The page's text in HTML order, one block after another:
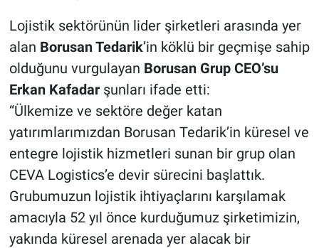
Lojistik sektörünün lider şirketleri arasında yer
alan Borusan Tedarik’in köklü bir geçmişe sahip
olduğunu vurgulayan Borusan Grup CEO’su
Erkan Kafadarşunları ifade etti:
“Ülkemize ve sektöre değer katan
yatırımlarımızdan Borusan Tedarik’in küresel ve
entegre lojistik hizmetleri sunan bir grup olan
CEVA Logistics’e devir sürecini başlattık.
Grubumuzun lojistik ihtiyaçlarını karşılamak
amacıyla 52 yıl önce kurduğumuz şirketimizin,
yakında küresel arenada yer alacak bir